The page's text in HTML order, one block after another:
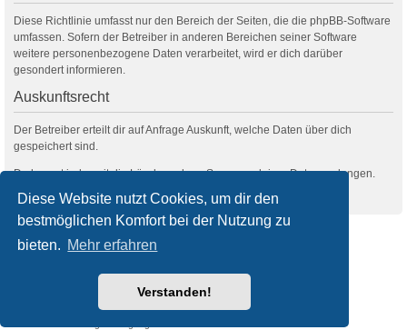
Diese Website nutzt Cookies, um dir den
bestmöglichen Komfort bei der Nutzung zu
bieten. Mehr erfahren
Verstanden!
Diese Richtlinie umfasst nur den Bereich der Seiten, die die phpBB-Software
umfassen. Sofern der Betreiber in anderen Bereichen seiner Software
weitere personenbezogene Daten verarbeitet, wird er dich darüber
gesondert informieren.
Auskunftsrecht
Der Betreiber erteilt dir auf Anfrage Auskunft, welche Daten über dich
gespeichert sind.
Du kannst jederzeit die Löschung bzw. Sperrung deiner Daten verlangen.
filmquiz.de Alle Foren
® Forum Software © phpBB Limited
phpBB.de
created by INVENTEA & v12mike